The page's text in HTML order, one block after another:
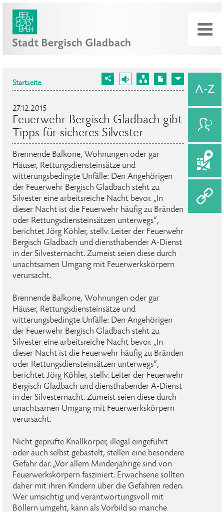
Startseite
27.12.2015
Feuerwehr Bergisch Gladbach gibt
Tipps für sicheres Silvester
Brennende Balkone, Wohnungen oder gar
Häuser, Rettungsdiensteinsätze und
witterungsbedingte Unfälle: Den Angehörigen
der Feuerwehr Bergisch Gladbach steht zu
Silvester eine arbeitsreiche Nacht bevor. „In
dieser Nacht ist die Feuerwehr häufig zu Bränden
oder Rettungsdiensteinsätzen unterwegs“,
berichtet Jörg Köhler, stellv. Leiter der Feuerwehr
Bergisch Gladbach und diensthabender A-Dienst
in der Silvesternacht. Zumeist seien diese durch
unachtsamen Umgang mit Feuerwerkskörpern
verursacht.
Brennende Balkone, Wohnungen oder gar
Häuser, Rettungsdiensteinsätze und
witterungsbedingte Unfälle: Den Angehörigen
der Feuerwehr Bergisch Gladbach steht zu
Silvester eine arbeitsreiche Nacht bevor. „In
dieser Nacht ist die Feuerwehr häufig zu Bränden
oder Rettungsdiensteinsätzen unterwegs“,
berichtet Jörg Köhler, stellv. Leiter der Feuerwehr
Bergisch Gladbach und diensthabender A-Dienst
in der Silvesternacht. Zumeist seien diese durch
unachtsamen Umgang mit Feuerwerkskörpern
verursacht.
Nicht geprüfte Knallkörper, illegal eingeführt
oder auch selbst gebastelt, stellen eine besondere
Gefahr dar. „Vor allem Minderjährige sind von
Feuerwerkskörpern fasziniert. Erwachsene sollten
daher mit ihren Kindern über die Gefahren reden.
Wer umsichtig und verantwortungsvoll mit
Böllern umgeht, kann als Vorbild so manche